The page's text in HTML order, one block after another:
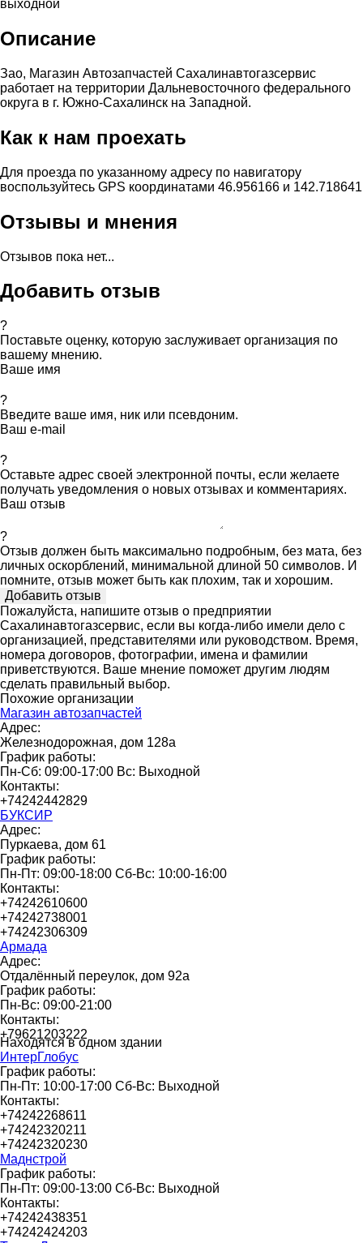
выходной
Описание
Зао, Магазин Автозапчастей Сахалинавтогазсервис
работает на территории Дальневосточного федерального
округа в г. Южно-Сахалинск на Западной.
Как к нам проехать
Для проезда по указанному адресу по навигатору
воспользуйтесь GPS координатами 46.956166 и 142.718641
Отзывы и мнения
Отзывов пока нет...
Добавить отзыв
?
Поставьте оценку, которую заслуживает организация по
вашему мнению.
Ваше имя
?
Введите ваше имя, ник или псевдоним.
Ваш e-mail
?
Оставьте адрес своей электронной почты, если желаете
получать уведомления о новых отзывах и комментариях.
Ваш отзыв
?
Отзыв должен быть максимально подробным, без мата, без
личных оскорблений, минимальной длиной 50 символов. И
помните, отзыв может быть как плохим, так и хорошим.
Пожалуйста, напишите отзыв о предприятии
Сахалинавтогазсервис, если вы когда-либо имели дело с
организацией, представителями или руководством. Время,
номера договоров, фотографии, имена и фамилии
приветствуются. Ваше мнение поможет другим людям
сделать правильный выбор.
Похожие организации
Магазин автозапчастей
Адрес:
Железнодорожная, дом 128а
График работы:
Пн-Сб: 09:00-17:00 Вс: Выходной
Контакты:
+74242442829
БУКСИР
Адрес:
Пуркаева, дом 61
График работы:
Пн-Пт: 09:00-18:00 Сб-Вс: 10:00-16:00
Контакты:
+74242610600
+74242738001
+74242306309
Армада
Адрес:
Отдалённый переулок, дом 92а
График работы:
Пн-Вс: 09:00-21:00
Контакты:
+79621203222
Находятся в одном здании
ИнтерГлобус
График работы:
Пн-Пт: 10:00-17:00 Сб-Вс: Выходной
Контакты:
+74242268611
+74242320211
+74242320230
Маднстрой
График работы:
Пн-Пт: 09:00-13:00 Сб-Вс: Выходной
Контакты:
+74242438351
+74242424203